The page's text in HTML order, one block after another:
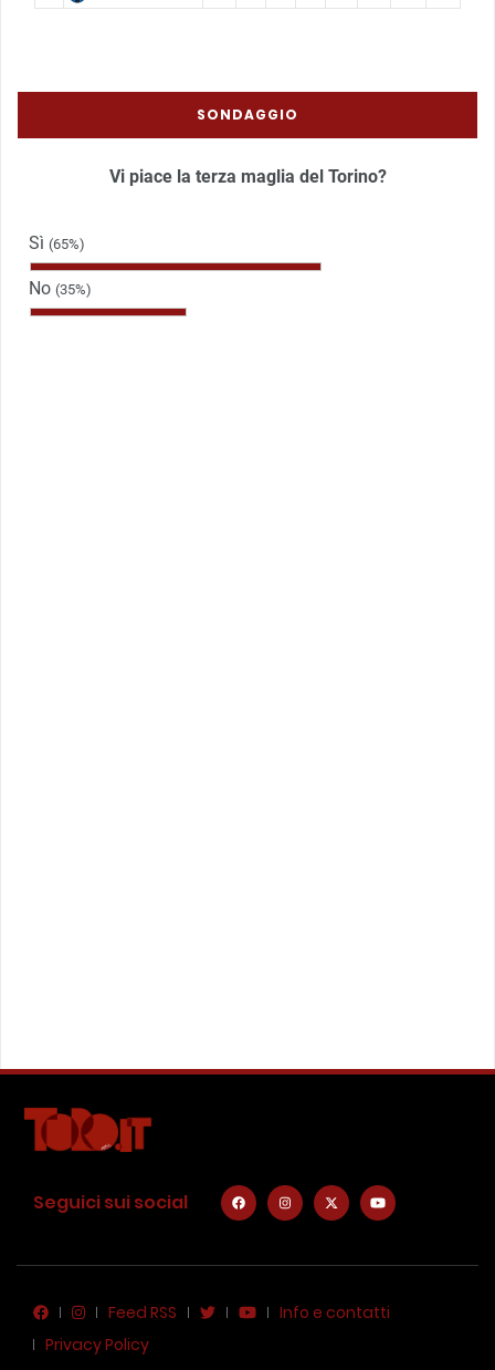
SONDAGGIO
Vi piace la terza maglia del Torino?
Sì (65%)
No (35%)
Seguici sui social
Feed RSS
Info e contatti
Privacy Policy